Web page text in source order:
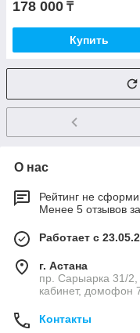
178 000 ₸
Купить
О нас
Рейтинг не
Менее 5 отзывов
Работает с
г. Астана
пр. Сарыарка 31/
кабинет, домофон
Контакты